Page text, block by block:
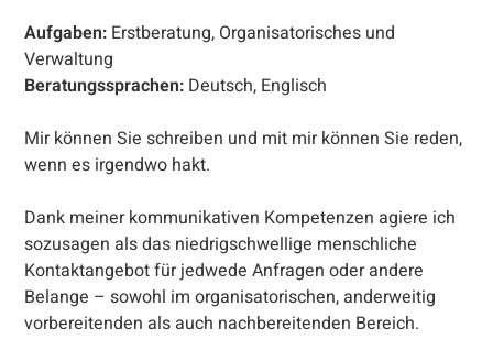
Aufgaben: Erstberatung, Organisatorisches und
Verwaltung
Beratungssprachen: Deutsch, Englisch
Mir können Sie schreiben und mit mir können Sie reden,
wenn es irgendwo hakt.
Dank meiner kommunikativen Kompetenzen agiere ich
sozusagen als das niedrigschwellige menschliche
Kontaktangebot für jedwede Anfragen oder andere
Belange – sowohl im organisatorischen, anderweitig
vorbereitenden als auch nachbereitenden Bereich.